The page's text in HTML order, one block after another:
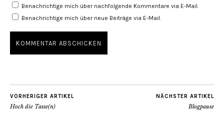
Benachrichtige mich über nachfolgende Kommentare via E-Mail.
Benachrichtige mich über neue Beiträge via E-Mail.
VORHERIGER ARTIKEL
Hoch die Tasse(n)
NÄCHSTER ARTIKEL
Blogpause